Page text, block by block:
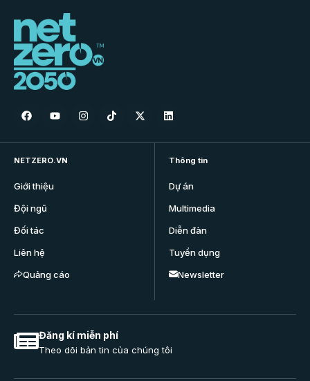
NETZERO.VN
Giới thiệu
Đội ngũ
Đối tác
Liên hệ
Quảng cáo
Thông tin
Dự án
Multimedia
Diễn đàn
Tuyển dụng
Newsletter
Đăng kí miễn phí
Theo dõi bản tin của chúng tôi